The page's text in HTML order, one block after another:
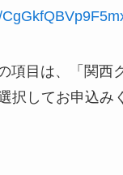
項目は、「関西
択してお申込み